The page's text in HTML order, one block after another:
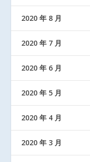
2020 年 8 月
2020 年 7 月
2020 年 6 月
2020 年 5 月
2020 年 4 月
2020 年 3 月